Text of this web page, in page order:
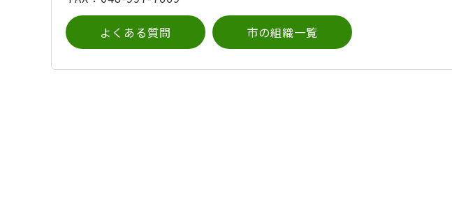
よくある質問 市の組織一覧